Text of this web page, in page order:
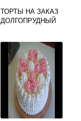
ТОРТЫ НА ЗАКАЗ
ДОЛГОПРУДНЫЙ